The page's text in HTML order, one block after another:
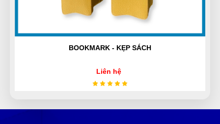
xuất sắc với toàn bộ sản phẩm dịch vụ chỗ này
BOOKMARK - KẸP SÁCH
Liên hệ